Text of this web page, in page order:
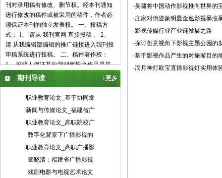
刊对录用稿有修改、删节权。经本刊通知
进行修改的稿件或被采用的稿件，作者必
须保证本刊的独立发表权。 一、投稿方
式： 1、 请从 我刊官网 直接投稿 。 2、
请 从我编辑部编辑的推广链接进入我刊投
审稿系统进行投稿。 二、稿件著作权：
1、 投稿人保证其向我刊所投之作品是其
本人或与他人合作创作之成果，或对所投
品提出可成立之权利主张。 2、 投稿人保
发表。 3、 投稿人保证其作品不含有违反
宪法、法律及损害社会公共利益之内容。
4、 投稿人向我刊所投之作品不得同时向
第三方投送，即不允许一稿多投。 5、 投
包括但不限于：通过网络向公众传播、复
制、摘编、表演、播放、展览、发行、摄
期刊导读
职业教育论文_基于协同发
新闻与传媒论文_福建省广
职业教育论文_高职院校广
数字化背景下广播影视的
职业教育论文_高职广播影
覃晓清：福建省广播影视
戏剧电影与电视艺术论文
·吴啸将中国动作影视推向世界的
·庄家对倒迹象明显金逸影视暴涨
·影视传媒行业产业链发展之路
·探讨创意视角下影视主题公园的
·基于影视作品产生的对旅游目的
·满月神灯欧宝直播影视灯实用体